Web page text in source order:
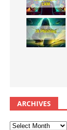
ARCHIVES